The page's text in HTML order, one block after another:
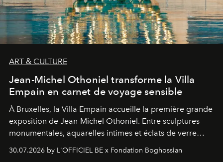
ART & CULTURE
Jean-Michel Othoniel transforme la Villa
Empain en carnet de voyage sensible
À Bruxelles, la Villa Empain accueille la première grande
exposition de Jean-Michel Othoniel. Entre sculptures
monumentales, aquarelles intimes et éclats de verre
émotionnel où chaque œuvre devient le souvenir
30.07.2026 by L'OFFICIEL BE x Fondation Boghossian